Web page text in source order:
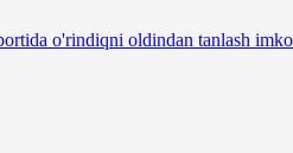
o'rindiqni oldindan tanlash